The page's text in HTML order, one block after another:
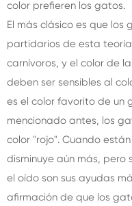
color prefieren los gatos.
El más clásico es que los
partidarios de esta
carnívoros, y el color de
deben ser sensibles al
es el color favorito de un
mencionado antes, los
color "rojo". Cuando
disminuye aún más, pero
el oído son sus ayudas
afirmación de que los